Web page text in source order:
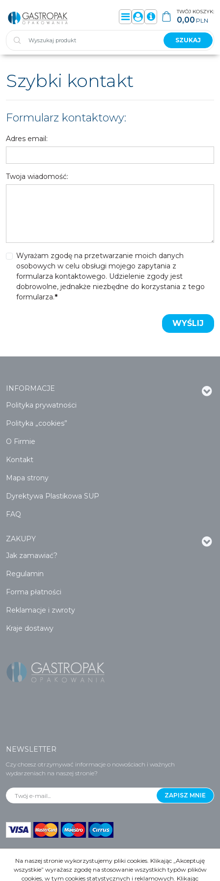
MenuPanel
Info
SZUKAJ
TWÓJ KOSZYK:
0,00 PLN
Szybki kontakt
Formularz kontaktowy:
Adres email:
Twoja wiadomość:
Wyrażam zgodę na przetwarzanie moich danych
osobowych w celu obsługi mojego zapytania z
formularza kontaktowego. Udzielenie zgody jest
dobrowolne, jednakże niezbędne do korzystania z tego
formularza.*
INFORMACJE
Polityka prywatności
Polityka „cookies”
O Firmie
Kontakt
Mapa strony
Dyrektywa Plastikowa SUP
FAQ
ZAKUPY
Jak zamawiać?
Regulamin
Forma płatności
Reklamacje i zwroty
Kraje dostawy
NEWSLETTER
Czy chcesz otrzymywać informacje o nowościach i ważnych
wydarzeniach na naszej stronie?
Na naszej stronie wykorzystujemy pliki cookies. Klikając „Akceptuję
wszystkie” wyrażasz zgodę na stosowanie wszystkich typów plików
cookies, w tym cookies statystycznych i reklamowych. Klikając